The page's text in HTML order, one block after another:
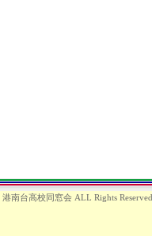
港南台高校同窓会 ALL Rights Reserved